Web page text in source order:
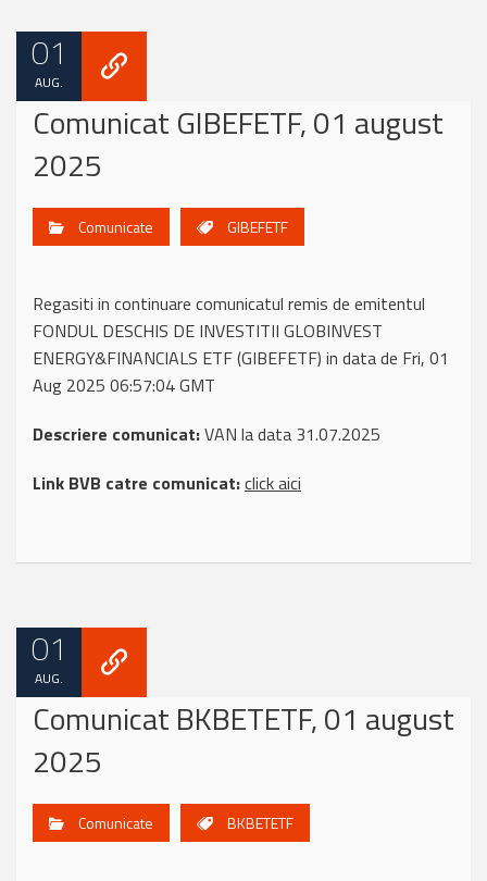
01
AUG.
Comunicat GIBEFETF, 01 august
2025
Comunicate GIBEFETF
Regasiti in continuare comunicatul remis de emitentul
FONDUL DESCHIS DE INVESTITII GLOBINVEST
ENERGY&FINANCIALS ETF (GIBEFETF) in data de Fri, 01
Aug 2025 06:57:04 GMT
Descriere comunicat:VAN la data 31.07.2025
Link BVB catre comunicat:click aici
01
AUG.
Comunicat BKBETETF, 01 august
2025
Comunicate BKBETETF